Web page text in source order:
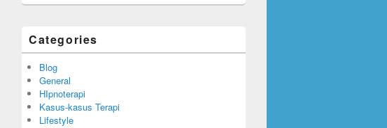
Categories
Blog
General
HIpnoterapi
Kasus-kasus Terapi
Lifestyle